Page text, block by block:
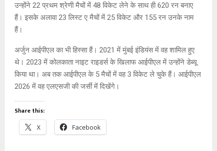
उन्होंने 22 प्रथम श्रेणी मैचों में 48 विकेट लेने के साथ ही 620 रन बनाए
हैं। इसके अलावा 23 लिस्ट ए मैचों में 25 विकेट और 155 रन उनके नाम
हैं।
अर्जुन आईपीएल का भी हिस्सा हैं। 2021 में मुंबई इंडियंस में वह शामिल हुए
थे। 2023 में कोलकाता नाइट राइडर्स के खिलाफ आईपीएल में उन्होंने डेब्यू
किया था। अब तक आईपीएल के 5 मैचों में वह 3 विकेट ले चुके हैं। आईपीएल
2026 में वह एलएसजी की जर्सी में दिखेंगे।
Share this:
X Facebook